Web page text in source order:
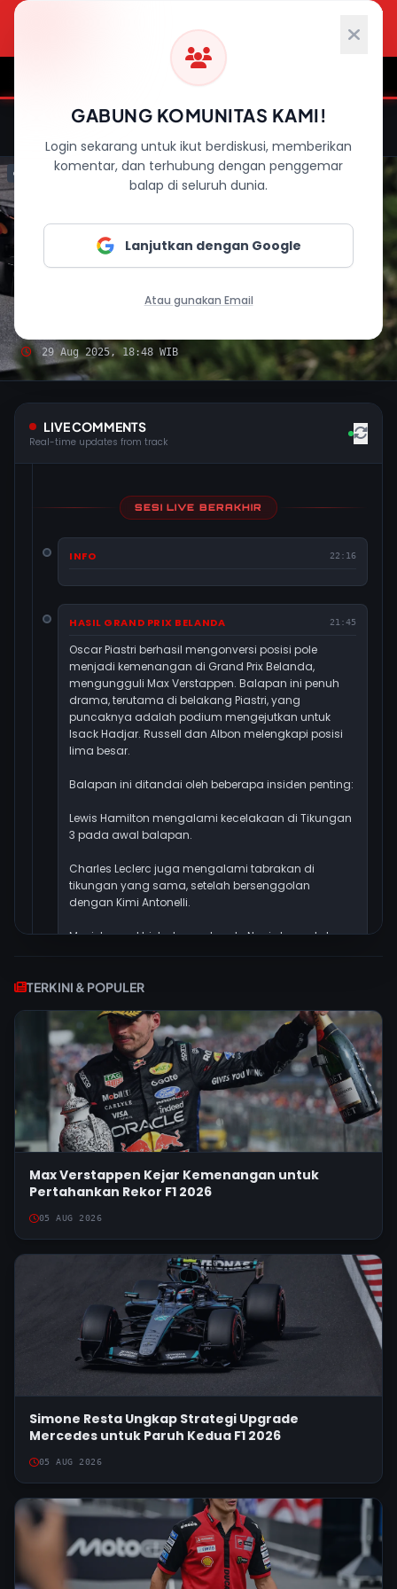
MOTOGP
BACK TO RACE CONTROL
29 Aug 2025, 18:48 WIB
LIVE COMMENTS
Real-time updates from track
SESI LIVE BERAKHIR
INFO 22:16
HASIL GRAND PRIX BELANDA 21:45
Oscar Piastri berhasil mengonversi posisi pole
menjadi kemenangan di Grand Prix Belanda,
mengungguli Max Verstappen. Balapan ini penuh
drama, terutama di belakang Piastri, yang
puncaknya adalah podium mengejutkan untuk
Isack Hadjar. Russell dan Albon melengkapi posisi
lima besar.
Balapan ini ditandai oleh beberapa insiden penting:
Lewis Hamilton mengalami kecelakaan di Tikungan
3 pada awal balapan.
Charles Leclerc juga mengalami tabrakan di
tikungan yang sama, setelah bersenggolan
dengan Kimi Antonelli.
Menjelang akhir balapan, Lando Norris harus keluar
2. Max Verstappen (Red Bull) +1.271
3. Isack Hadjar (Racing Bulls) +3.233
4. George Russell (Mercedes) +5.054
5. Alexander Albon (Williams) +6.327
6. Oliver Bearman (Haas) +9.044
7. Lance Stroll (Aston Martin) +9.497
8. Fernando Alonso (Aston Martin) +11.708
9. Yuki Tsunoda (Red Bull) +13.597
10. Esteban Ocon (Haas) +14.063
11. Franco Colapinto (Alpine) +14.511
12. Liam Lawson (Racing Bulls) +17.063
14. Nico Hulkenberg (Stake) +19.725
15. Gabriel Bortoleto (Stake) +21.565
16. Kimi Antonelli (Mercedes) +22.029
17. Pierre Gasly (Alpine) +23.629
18. Lando Norris (McLaren) - Keluar
19. Charles Leclerc (Ferrari) - Keluar
20. Lewis Hamilton (Ferrari) - Keluar
ISACK HADJAR NAIK PODIUM!!!!
Ini adalah podium pertama bagi Hadjar di posisi
ketiga, di belakang Verstappen yang finis kedua.
segera menyusul!
HASIL AKHIR DAN KLASEMEN
Oscar Piastri memenangi Grand Prix Belanda. Ini
adalah kemenangan ketujuhnya musim ini, dan
kemenangan yang sangat penting dalam
TERKINI & POPULER
Max Verstappen Kejar Kemenangan untuk
Pertahankan Rekor F1 2026
05 AUG 2026
Simone Resta Ungkap Strategi Upgrade
Mercedes untuk Paruh Kedua F1 2026
05 AUG 2026
GABUNG KOMUNITAS KAMI!
Login sekarang untuk ikut berdiskusi, memberikan
komentar, dan terhubung dengan penggemar
balap di seluruh dunia.
Lanjutkan dengan Google
Atau gunakan Email